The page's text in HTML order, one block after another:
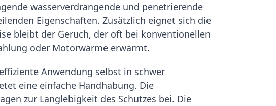
wasserverdrängende und penetrierende
Eigenschaften. Zusätzlich eignet sich die
bleibt der Geruch, der oft bei konventionellen
oder Motorwärme erwärmt.
Anwendung selbst in schwer
eine einfache Handhabung. Die
zur Langlebigkeit des Schutzes bei. Die